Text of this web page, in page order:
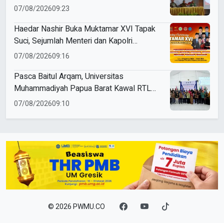
07/08/202609:23
Haedar Nashir Buka Muktamar XVI Tapak
Suci, Sejumlah Menteri dan Kapolri
Dijadwalkan Hadir
07/08/202609:16
Pasca Baitul Arqam, Universitas
Muhammadiyah Papua Barat Kawal RTL
Peserta Selama Enam Bulan
07/08/202609:10
© 2026 PWMU.CO